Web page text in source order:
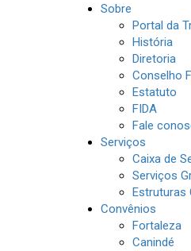
Sobre
Portal da
História
Diretoria
Conselho
Estatuto
FIDA
Fale
Serviços
Caixa de
Serviços
Estruturas
Convênios
Fortaleza
Canindé